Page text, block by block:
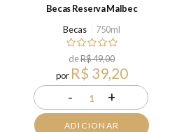
Becas Reserva Malbec
Becas
750ml
deR$ 49,00
por R$ 39,20
- 1 +
ADICIONAR